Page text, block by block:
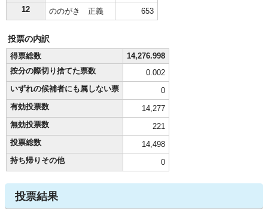
12
ののがき 正義 653
投票の内訳
得票総数
14,276.998
按分の際切り捨てた票数
0.002
いずれの候補者にも属しない票
0
有効投票数
14,277
無効投票数
221
投票総数
14,498
持ち帰りその他
0
投票結果